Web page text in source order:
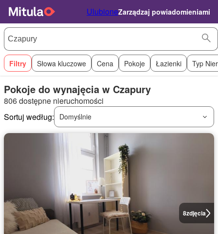
UlubioneZarządzaj powiadomieniami
Filtry Słowa kluczowe Cena Pokoje Łazienki Typ
Pokoje do wynajęcia w Czapury
806 dostępne nieruchomości
Sortuj według:
Domyślnie
8zdjęcia